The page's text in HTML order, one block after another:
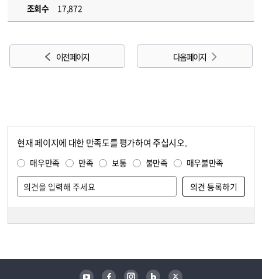
조회수
17,872
이전 페이지 다음 페이지
현재 페이지에 대한 만족도를 평가하여 주십시오.
매우만족 만족 보통 불만족 매우불만족
유튜브 페이스북 인스타그램 블로그 트위터